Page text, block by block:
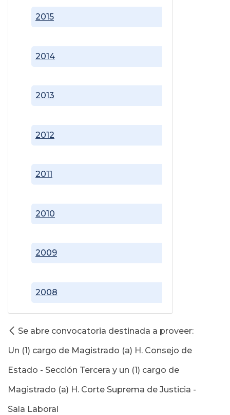
2008
2009
2010
2011
2012
2013
2014
2015
Se abre convocatoria destinada a proveer:
Un (1) cargo de Magistrado (a) H. Consejo de
Estado - Sección Tercera y un (1) cargo de
Magistrado (a) H. Corte Suprema de Justicia -
Sala Laboral